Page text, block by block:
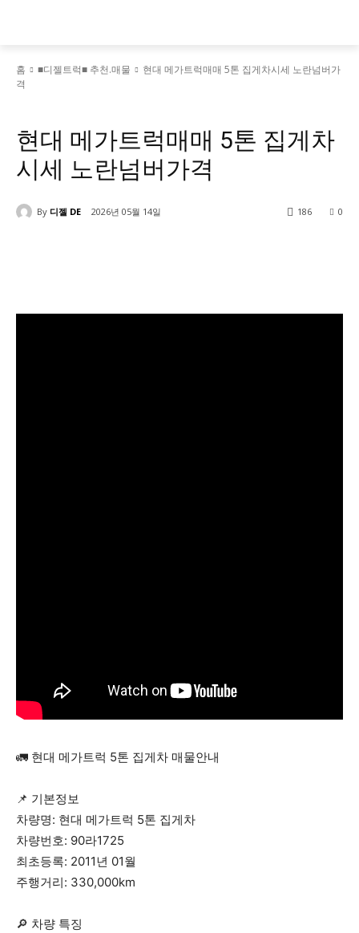
홈 ■디젤트럭■ 추천.매물
현대 메가트럭매매 5톤 집게차시세 노란넘버가
격
현대 메가트럭매매 5톤 집게차
시세 노란넘버가격
By 디젤 DE 2026년 05월 14일 0
186
🚛 현대 메가트럭 5톤 집게차 매물안내
📌 기본정보
차량명: 현대 메가트럭 5톤 집게차
차량번호: 90라1725
최초등록: 2011년 01월
주행거리: 330,000km
🔎 차량 특징